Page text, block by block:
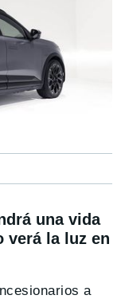
una vida
verá la luz en
a